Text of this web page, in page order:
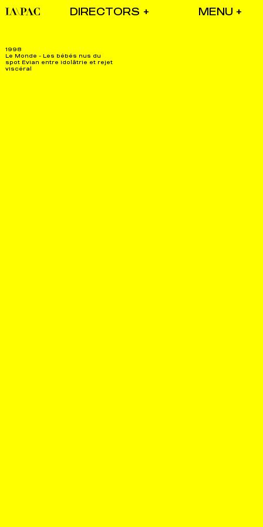
DIRECTORS
1998
Le Monde - Les bébés nus du
spot Evian entre idolâtrie et rejet
viscéral